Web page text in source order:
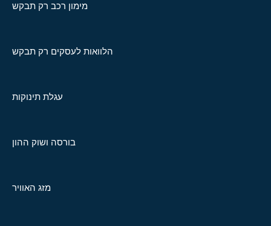
מימון רכב רק תבקש
הלוואות לעסקים רק תבקש
עגלת תינוקות
בורסה ושוק ההון
מזג האוויר